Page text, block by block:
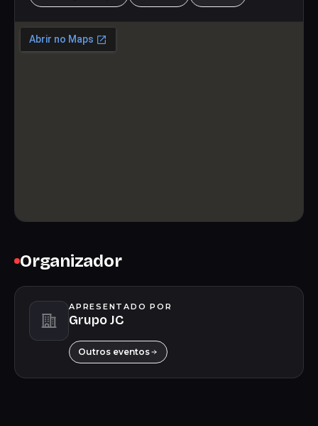
Organizador
APRESENTADO POR
Grupo JC
Outros eventos